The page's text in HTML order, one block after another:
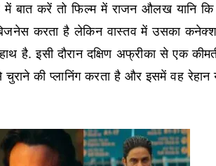
में बात करें तो फिल्म में राजन औलख यानि
करता है लेकिन वास्तव में उसका
है. इसी दौरान दक्षिण अफ्रीका से एक
की प्लानिंग करता है और इसमें वह